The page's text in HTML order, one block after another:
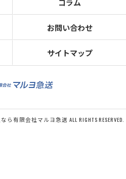
お問い合わせ
サイトマップ
有限会社マルヨ急送 ALL RIGHTS RESERVED.